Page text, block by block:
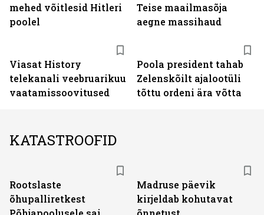
mehed võitlesid Hitleri
poolel
Teise maailmasõja
aegne massihaud
Viasat History
telekanali veebruarikuu
vaatamissoovitused
Poola president tahab
Zelenskõilt ajalootüli
tõttu ordeni ära võtta
KATASTROOFID
Rootslaste
õhupalliretkest
Madruse päevik
kirjeldab kohutavat